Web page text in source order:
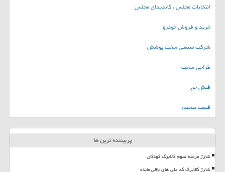
انتخابات مجلس ، کاندیدای مجلس
خرید و فروش خودرو
شرکت صنعتی سخت پوشش
طراحی سایت
فیش حج
قیمت بیسیم
پربیننده ترین ها
شارژ مرحله سوم کالابرگ کودکان
شارژ کالابرگ کد ملی های باقی مانده